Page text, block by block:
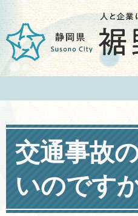
交通事故
いのです